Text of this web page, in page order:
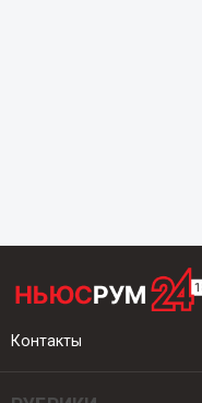
Контакты